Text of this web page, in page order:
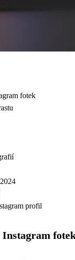
fotek
profil